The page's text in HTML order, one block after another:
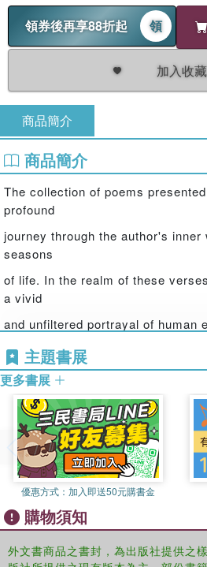
領券後再享88折起 領
加入收藏
商品簡介
商品簡介
The collection of poems
profound
journey through the author's
seasons
of life. In the realm of these
a vivid
and unfiltered portrayal of human
a narrative of the author's
to the
full spectrum of feelings that
From
the depths of pain to the heights
provide an
unvarnished exploration of the
reader is not
shielded from the raw intensity
are invited
主題書展
更多書展
優惠方式： 加入即送50元購書金
購物須知
外文書商品之書封，為出版社提供之